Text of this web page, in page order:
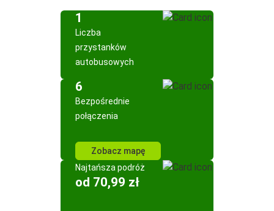
1
Liczba
przystanków
autobusowych
6
Bezpośrednie
połączenia
Zobacz mapę
Najtańsza podróż
od 70,99 zł